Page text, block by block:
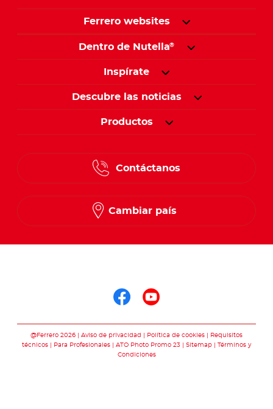
Ferrero websites
Dentro de Nutella®
Inspírate
Descubre las noticias
Productos
Contáctanos
Cambiar país
@Ferrero 2026 Aviso de privacidad Política de cookies
Requisitos
técnicos
Para Profesionales ATO Photo Promo 23 Sitemap
Términos y
Condiciones